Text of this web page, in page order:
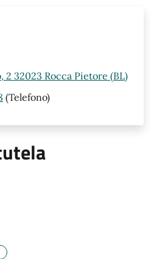
2 32023 Rocca Pietore (BL)
(Telefono)